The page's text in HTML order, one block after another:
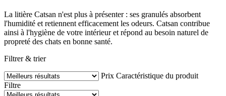
La litière Catsan n'est plus à présenter : ses granulés absorbent
l'humidité et retiennent efficacement les odeurs. Catsan contribue
ainsi à l'hygiène de votre intérieur et répond au besoin naturel de
propreté des chats en bonne santé.
Filtrer & trier
Prix Caractéristique du produit
Filtre